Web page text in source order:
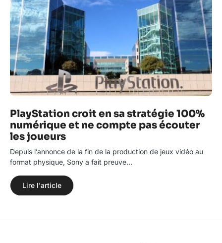
PlayStation croit en sa stratégie 100%
numérique et ne compte pas écouter
les joueurs
Depuis l’annonce de la fin de la production de jeux vidéo au
format physique, Sony a fait preuve…
Lire l'article